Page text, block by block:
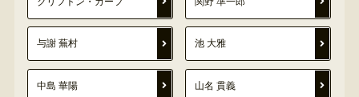
与謝 蕪村 池 大雅
中島 華陽 山名 貫義